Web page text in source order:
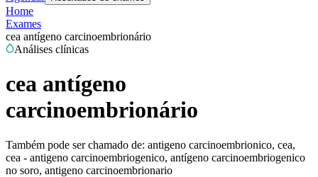
Home
Exames
cea antígeno carcinoembrionário
Análises clínicas
cea antígeno
carcinoembrionário
Também pode ser chamado de: antigeno carcinoembrionico, cea,
cea - antigeno carcinoembriogenico, antígeno carcinoembriogenico
no soro, antigeno carcinoembrionario